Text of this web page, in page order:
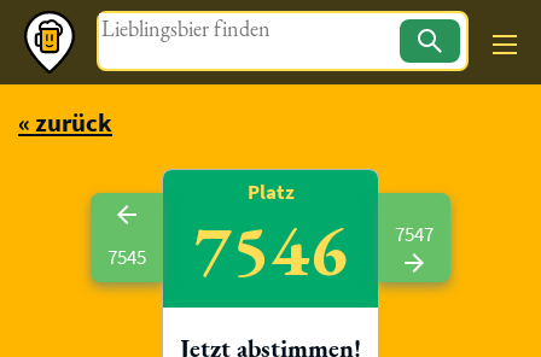
Magazin
« zurück
7545
Platz
7546
Jetzt abstimmen!
7547